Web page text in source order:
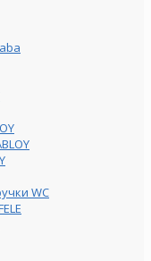
WC